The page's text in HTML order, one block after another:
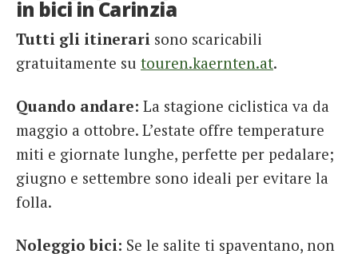
in bici in Carinzia
Tutti gli itinerari sono scaricabili
gratuitamente su touren.kaernten.at.
Quando andare: La stagione ciclistica va da
maggio a ottobre. L’estate offre temperature
miti e giornate lunghe, perfette per pedalare;
giugno e settembre sono ideali per evitare la
folla.
Noleggio bici: Se le salite ti spaventano, non